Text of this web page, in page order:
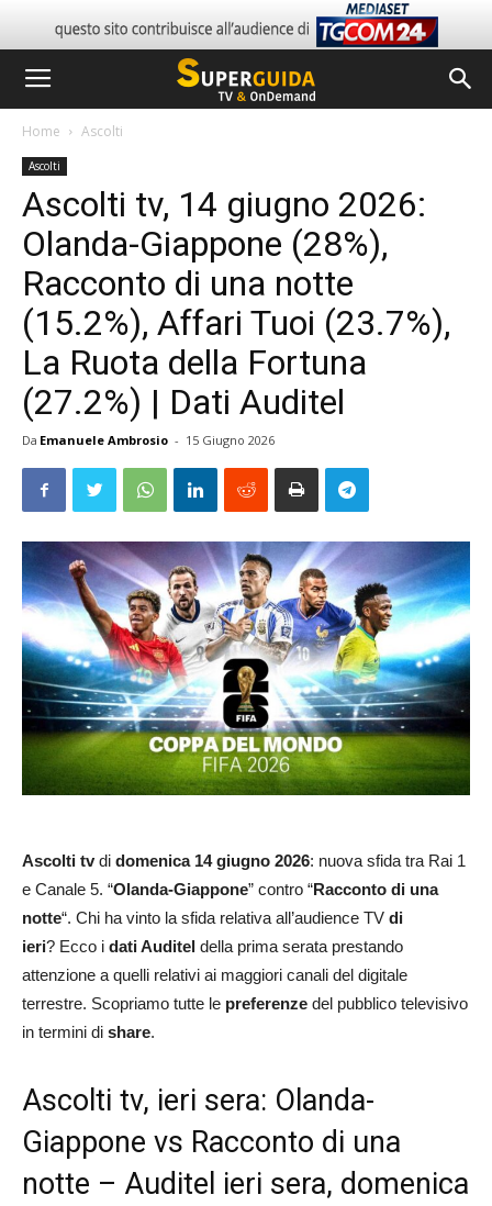
Home Ascolti
Ascolti
Ascolti tv, 14 giugno 2026:
Olanda-Giappone (28%),
Racconto di una notte
(15.2%), Affari Tuoi (23.7%),
La Ruota della Fortuna
(27.2%) | Dati Auditel
Da Emanuele Ambrosio - 15 Giugno 2026
Ascolti tvdi domenica 14 giugno 2026: nuova sfida tra Rai 1
e Canale 5. “Olanda-Giappone” contro “Racconto di una
notte“. Chi ha vinto la sfida relativa all’audience TV di
ieri? Ecco i dati Auditel della prima serata prestando
attenzione a quelli relativi ai maggiori canali del digitale
terrestre. Scopriamo tutte le preferenze del pubblico televisivo
in termini di share.
Ascolti tv, ieri sera: Olanda-
Giappone vs Racconto di una
notte – Auditel ieri sera, domenica